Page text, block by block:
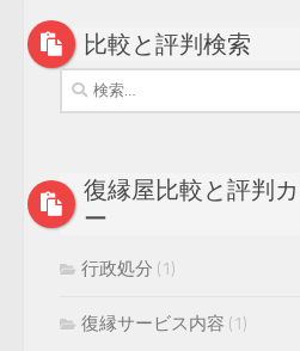
比較と評判検索
検
索:
復縁屋比較と評判
ー
行政処分 (1)
復縁サービス内容 (1)